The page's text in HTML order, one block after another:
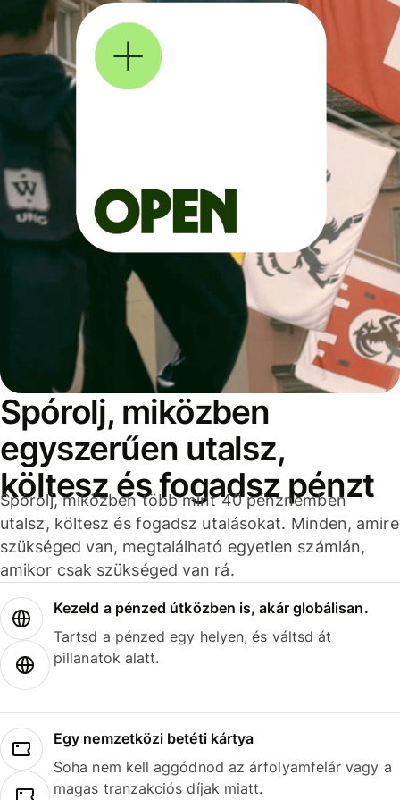
Spórolj, miközben
egyszerűen utalsz,
költesz és fogadsz pénzt
Spórolj, miközben több mint 40 pénznemben
utalsz, költesz és fogadsz utalásokat. Minden, amire
szükséged van, megtalálható egyetlen számlán,
amikor csak szükséged van rá.
Kezeld a pénzed útközben is, akár globálisan.
Tartsd a pénzed egy helyen, és váltsd át
pillanatok alatt.
Egy nemzetközi betéti kártya
Soha nem kell aggódnod az árfolyamfelár vagy a
magas tranzakciós díjak miatt.